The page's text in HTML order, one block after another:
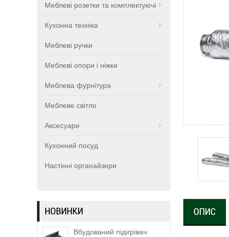
Меблеві розетки та комплектуючі
Кухонна техніка
Меблеві ручки
Меблеві опори і ніжки
Меблева фурнітура
Меблеве світло
Аксесуари
Кухонний посуд
Настінні органайзери
НОВИНКИ
Вбудований підігрівач
ОПИС